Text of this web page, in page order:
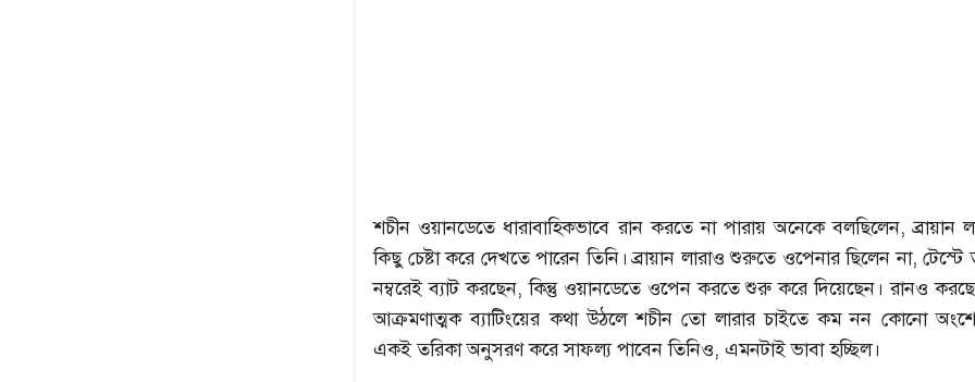
শচীন ওয়ানডেতে ধারাবাহিকভাবে রান করতে না পারায় অনেকে বলছিলেন, ব্রায়ান
কিছু চেষ্টা করে দেখতে পারেন তিনি। ব্রায়ান লারাও শুরুতে ওপেনার ছিলেন না,
নম্বরেই ব্যাট করছেন, কিন্তু ওয়ানডেতে ওপেন করতে শুরু করে দিয়েছেন। রানও
আক্রমণাত্মক ব্যাটিংয়ের কথা উঠলে শচীন তো লারার চাইতে কম নন কোনো
একই তরিকা অনুসরণ করে সাফল্য পাবেন তিনিও, এমনটাই ভাবা হচ্ছিল।